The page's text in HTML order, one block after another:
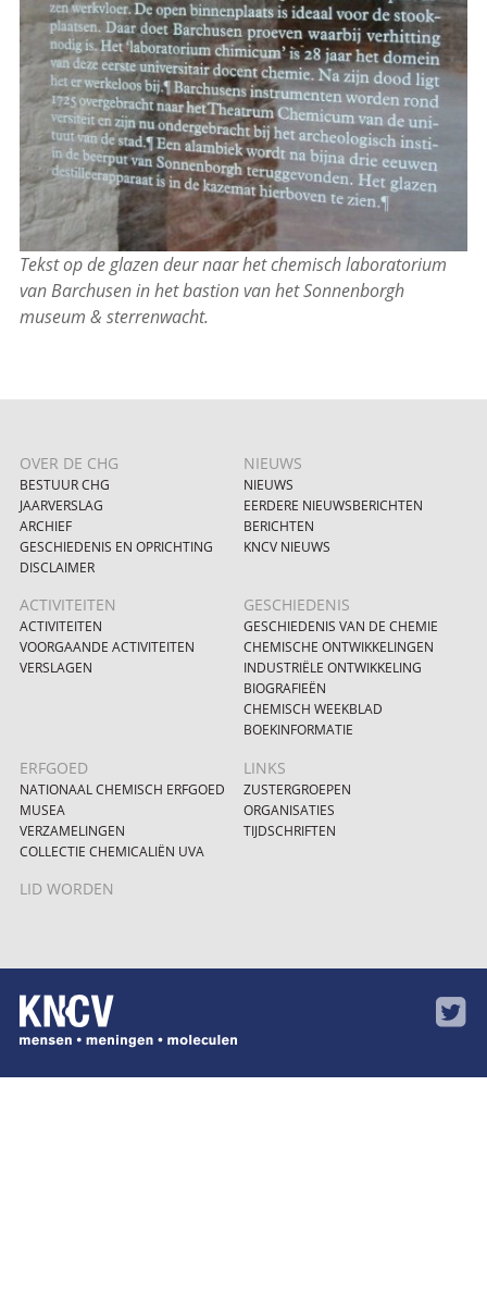
Tekst op de glazen deur naar het chemisch laboratorium
van Barchusen in het bastion van het Sonnenborgh
museum & sterrenwacht.
OVER DE CHG
BESTUUR CHG
JAARVERSLAG
ARCHIEF
GESCHIEDENIS EN OPRICHTING
DISCLAIMER
NIEUWS
NIEUWS
EERDERE NIEUWSBERICHTEN
BERICHTEN
KNCV NIEUWS
ACTIVITEITEN
ACTIVITEITEN
VOORGAANDE ACTIVITEITEN
VERSLAGEN
GESCHIEDENIS
GESCHIEDENIS VAN DE CHEMIE
CHEMISCHE ONTWIKKELINGEN
INDUSTRIËLE ONTWIKKELING
BIOGRAFIEËN
CHEMISCH WEEKBLAD
BOEKINFORMATIE
ERFGOED
NATIONAAL CHEMISCH ERFGOED
MUSEA
VERZAMELINGEN
COLLECTIE CHEMICALIËN UVA
LINKS
ZUSTERGROEPEN
ORGANISATIES
TIJDSCHRIFTEN
LID WORDEN